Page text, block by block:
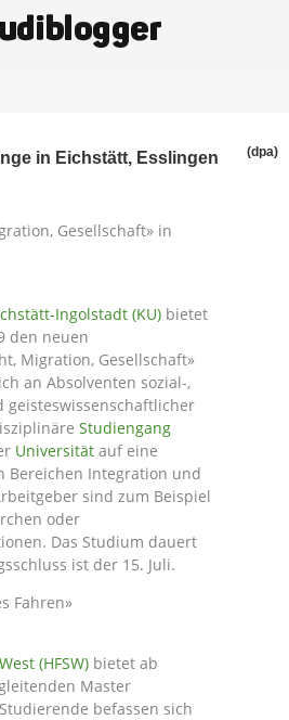
in Eichstätt, Esslingen
(dpa)
Gesellschaft» in
Ingolstadt (KU) bietet
den neuen
Migration, Gesellschaft»
an Absolventen sozial-,
geisteswissenschaftlicher
Studiengang
Universität auf eine
Bereichen Integration und
sind zum Beispiel
oder
Das Studium dauert
ist der 15. Juli.
Fahren»
(HFSW) bietet ab
Master
befassen sich